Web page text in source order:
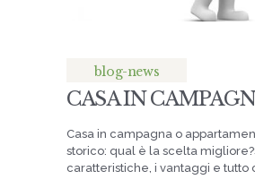
blog-news
CASA IN
Casa in campagna o
storico: qual è la scelta
caratteristiche, i vantaggi e tutto